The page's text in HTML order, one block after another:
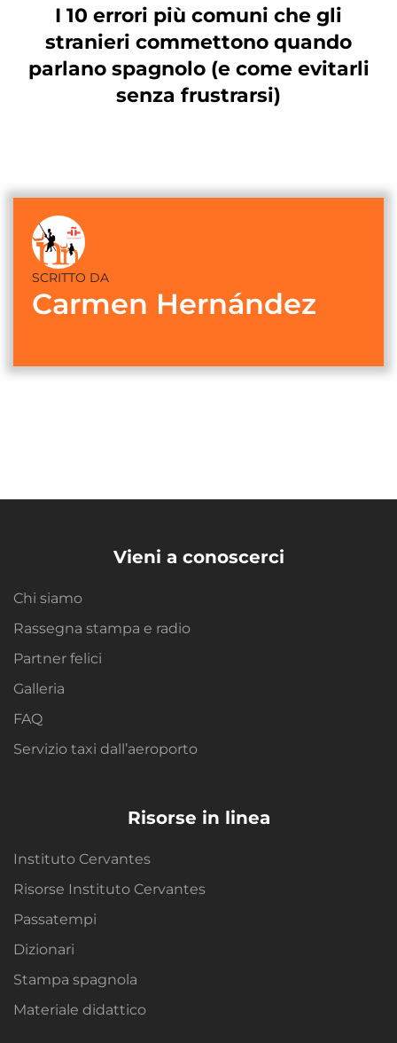
I 10 errori più comuni che gli
stranieri commettono quando
parlano spagnolo (e come evitarli
senza frustrarsi)
SCRITTO DA
Carmen Hernández
Vieni a conoscerci
Chi siamo
Rassegna stampa e radio
Partner felici
Galleria
FAQ
Servizio taxi dall’aeroporto
Risorse in linea
Instituto Cervantes
Risorse Instituto Cervantes
Passatempi
Dizionari
Stampa spagnola
Materiale didattico